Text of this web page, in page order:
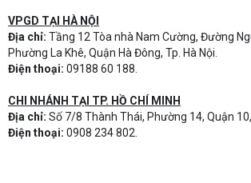
VPGD TẠI HÀ NỘI
Địa chỉ: Tầng 12 Tòa nhà Nam Cường, Đường
Phường La Khê, Quận Hà Đông, Tp. Hà Nội.
Điện thoại: 09188 60 188.
CHI NHÁNH TẠI TP. HỒ CHÍ MINH
Địa chỉ: Số 7/8 Thành Thái, Phường 14, Quận 10,
Điện thoại: 0908 234 802.